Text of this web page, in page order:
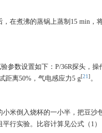
在煮沸的蒸锅上蒸制15 min，
参数设置如下：P/36R探头，操
距离50%，气电感应力5 g[21 ] 。
米倒入烧杯的一小半，把豆沙
行实验。比容计算见公式（1）